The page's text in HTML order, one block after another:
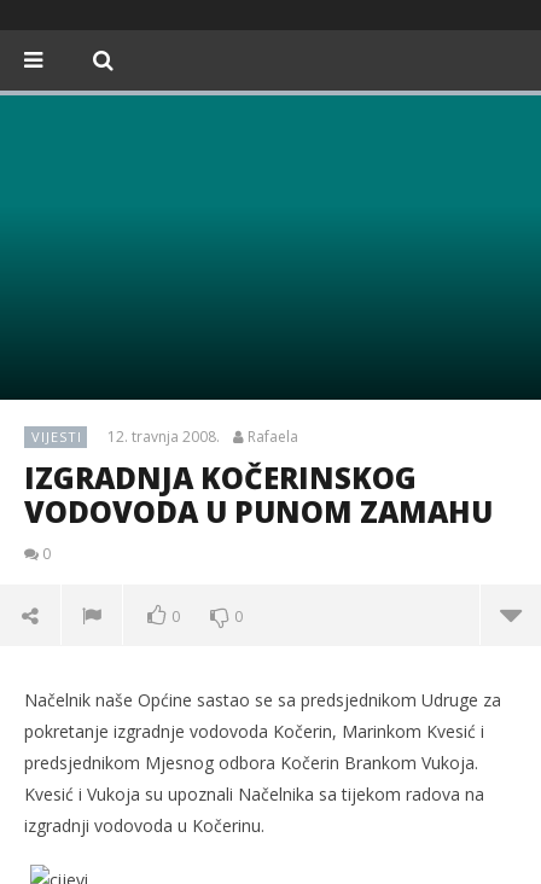
VIJESTI 12. travnja 2008. Rafaela
IZGRADNJA KOČERINSKOG
VODOVODA U PUNOM ZAMAHU
0
0 0
Načelnik naše Općine sastao se sa predsjednikom Udruge za
pokretanje izgradnje vodovoda Kočerin, Marinkom Kvesić i
predsjednikom Mjesnog odbora Kočerin Brankom Vukoja.
Kvesić i Vukoja su upoznali Načelnika sa tijekom radova na
izgradnji vodovoda u Kočerinu.